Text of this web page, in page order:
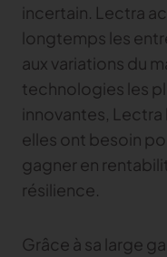
incertain. Lectra
longtemps les
aux variations du
technologies les
innovantes,
elles ont besoin
gagner en
résilience.
Grâce à sa large